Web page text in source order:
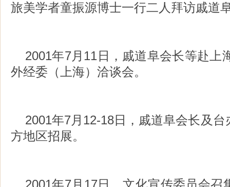
旅美学者童振源博士一行二人拜访戚道
2001年7月11日，戚道阜会长等赴上
外经委（上海）洽谈会。
2001年7月12-18日，戚道阜会长及
方地区招展。
2001年7月17日，文化宣传委员会召